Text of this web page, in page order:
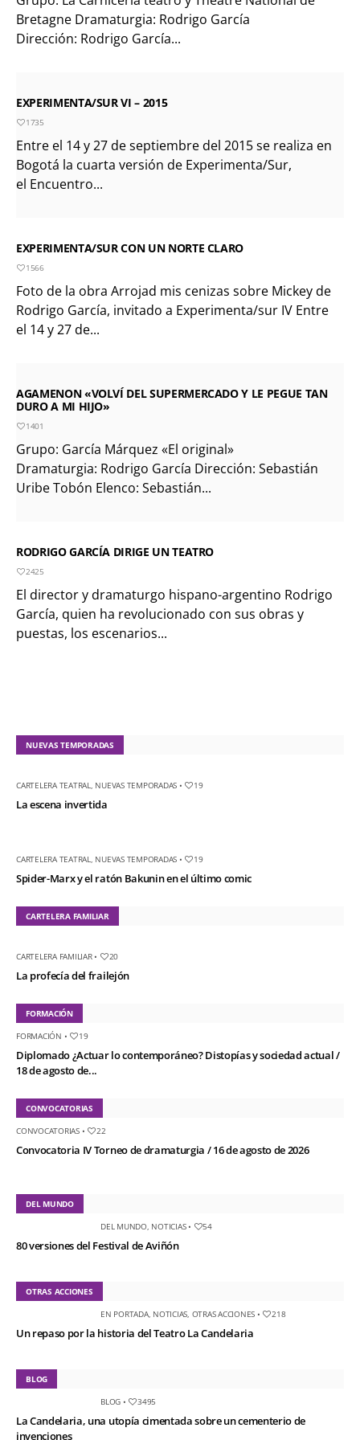
Bretagne Dramaturgia: Rodrigo García
Dirección: Rodrigo García...
EXPERIMENTA/SUR VI – 2015
1735
Entre el 14 y 27 de septiembre del 2015 se realiza en
Bogotá la cuarta versión de Experimenta/Sur,
el Encuentro...
EXPERIMENTA/SUR CON UN NORTE CLARO
1566
Foto de la obra Arrojad mis cenizas sobre Mickey de
Rodrigo García, invitado a Experimenta/sur IV Entre
el 14 y 27 de...
AGAMENON «VOLVÍ DEL SUPERMERCADO Y LE PEGUE TAN
DURO A MI HIJO»
1401
Grupo: García Márquez «El original»
Dramaturgia: Rodrigo García Dirección: Sebastián
Uribe Tobón Elenco: Sebastián...
RODRIGO GARCÍA DIRIGE UN TEATRO
2425
El director y dramaturgo hispano-argentino Rodrigo
García, quien ha revolucionado con sus obras y
puestas, los escenarios...
NUEVAS TEMPORADAS
CARTELERA TEATRAL, NUEVAS TEMPORADAS • 19
La escena invertida
CARTELERA TEATRAL, NUEVAS TEMPORADAS • 19
Spider-Marx y el ratón Bakunin en el último comic
CARTELERA FAMILIAR
CARTELERA FAMILIAR• 20
La profecía del frailejón
FORMACIÓN
FORMACIÓN • 19
Diplomado ¿Actuar lo contemporáneo? Distopías y sociedad actual /
18 de agosto de...
CONVOCATORIAS
CONVOCATORIAS• 22
Convocatoria IV Torneo de dramaturgia / 16 de agosto de 2026
DEL MUNDO
DEL MUNDO, NOTICIAS• 54
80 versiones del Festival de Aviñón
OTRAS ACCIONES
EN PORTADA, NOTICIAS, OTRAS ACCIONES • 218
Un repaso por la historia del Teatro La Candelaria
BLOG
BLOG • 3495
La Candelaria, una utopía cimentada sobre un cementerio de
invenciones